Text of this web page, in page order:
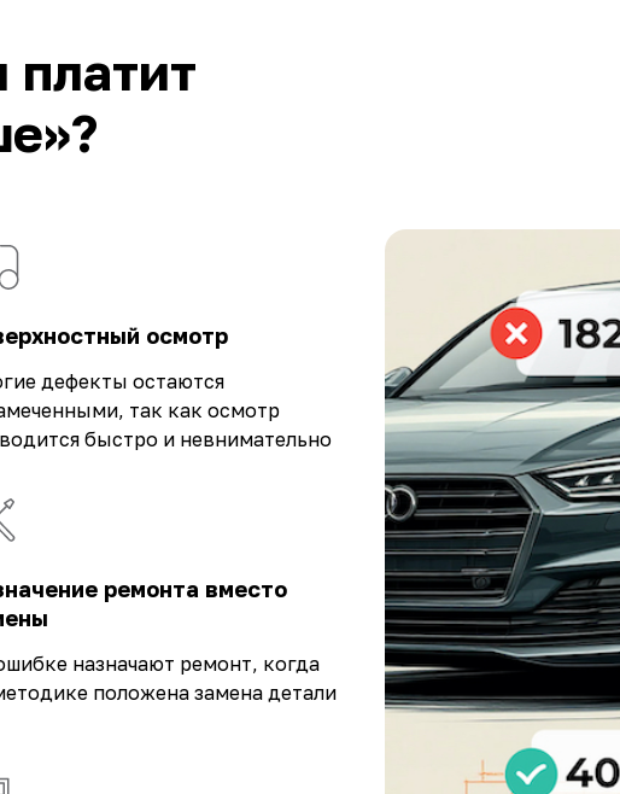
платит
осмотр
дефекты остаются
так как осмотр
быстро и невнимательно
ремонта вместо
назначают ремонт, когда
положена замена детали